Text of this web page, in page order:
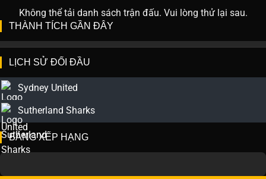
Không thể tải danh sách trận đấu. Vui lòng thử lại sau.
THÀNH TÍCH GẦN ĐÂY
LỊCH SỬ ĐỐI ĐẦU
Sydney United
Sutherland Sharks
BẢNG XẾP HẠNG